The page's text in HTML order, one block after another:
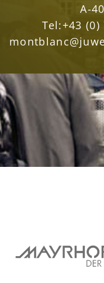
A-
Tel:+43